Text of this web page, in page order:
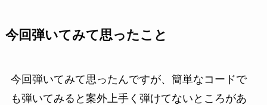
今回弾いてみて思ったこと
今回弾いてみて思ったんですが、簡単なコードで
も弾いてみると案外上手く弾けてないところがあ